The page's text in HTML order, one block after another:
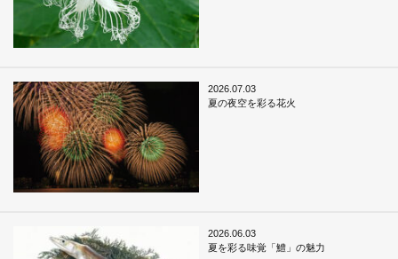
2026.07.03
夏の夜空を彩る花火
2026.06.03
夏を彩る味覚「鱧」の魅力